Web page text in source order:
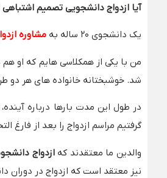
آیا ازدواج دانشجویی تصمیم
یک دانشجوی ۲۰ ساله به مشاوره
من با یکی از همکلاسی‌ هایم که او
شد. خوشبختانه خانواده‌ های هر دو
در طول این مدت بارها درباره
گرفتیم مراسم ازدواج را بعد از فارغ‌
والدین ما معتقدند کهازدواج
نیز معتقد است که ازدواج در دوران